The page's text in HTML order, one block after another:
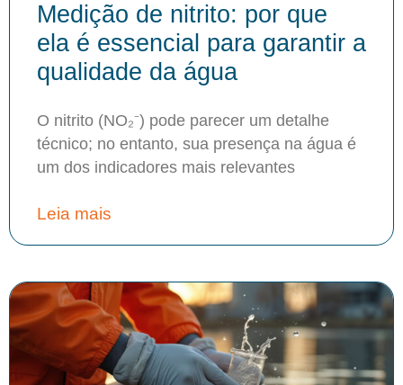
Medição de nitrito: por que
ela é essencial para garantir a
qualidade da água
O nitrito (NO₂⁻) pode parecer um detalhe
técnico; no entanto, sua presença na água é
um dos indicadores mais relevantes
Leia mais